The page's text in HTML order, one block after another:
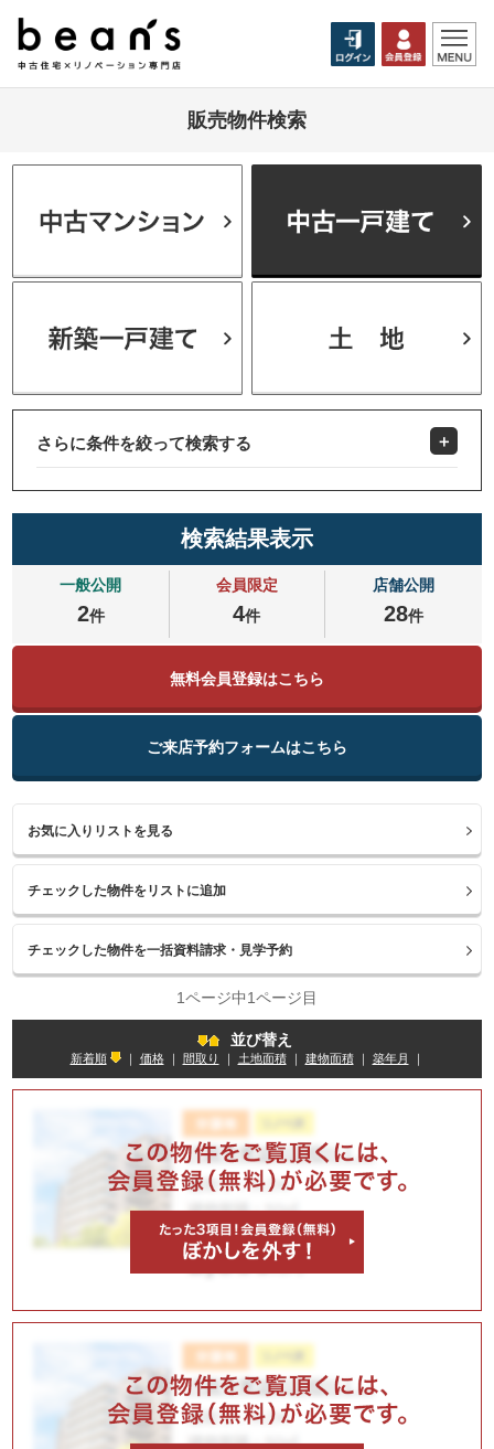
販売物件検索
さらに条件を絞って検索する
検索結果表示
一般公開
2件
会員限定
4件
店舗公開
28件
無料会員登録はこちら
ご来店予約フォームはこちら
お気に入りリストを見る
1ページ中1ページ目
並び替え
新着順 ｜ 価格｜ 間取り 土地面積｜ 建物面積｜ 築年月